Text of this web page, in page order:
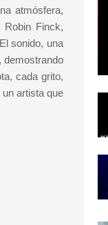
atmósfera,
Robin Finck,
sonido, una
demostrando
cada grito,
artista que